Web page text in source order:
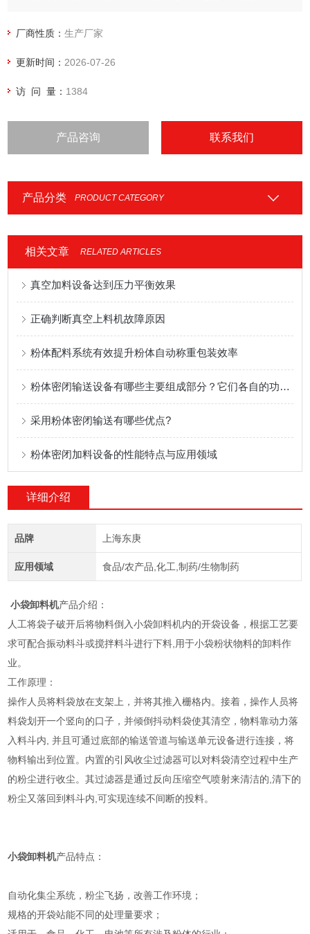
厂商性质：生产厂家
更新时间： 2026-07-26
访 问 量： 1384
产品咨询 联系我们
产品分类 PRODUCT CATEGORY
相关文章 RELATED ARTICLES
真空加料设备达到压力平衡效果
正确判断真空上料机故障原因
粉体配料系统有效提升粉体自动称重包装效率
粉体密闭输送设备有哪些主要组成部分？它们各自的功能是什么？
采用粉体密闭输送有哪些优点?
粉体密闭加料设备的性能特点与应用领域
详细介绍
品牌 上海东庚
应用领域 食品/农产品,化工,制药/生物制药
小袋卸料机产品介绍：
人工将袋子破开后将物料倒入小袋卸料机内的开袋设备，根据工艺要
求可配合振动料斗或搅拌料斗进行下料,用于小袋粉状物料的卸料作
业。
工作原理：
操作人员将料袋放在支架上，并将其推入栅格内。接着，操作人员将
料袋划开一个竖向的口子，并倾倒抖动料袋使其清空，物料靠动力落
入料斗内, 并且可通过底部的输送管道与输送单元设备进行连接，将
物料输出到位置。内置的引风收尘过滤器可以对料袋清空过程中生产
的粉尘进行收尘。其过滤器是通过反向压缩空气喷射来清洁的,清下的
粉尘又落回到料斗内,可实现连续不间断的投料。
小袋卸料机产品特点：
自动化集尘系统，粉尘飞扬，改善工作环境；
规格的开袋站能不同的处理量要求；